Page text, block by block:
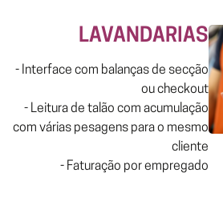
LAVANDARIAS
- Interface com balanças de secção
ou checkout
- Leitura de talão com acumulação
com várias pesagens para o mesmo
cliente
- Faturação por empregado